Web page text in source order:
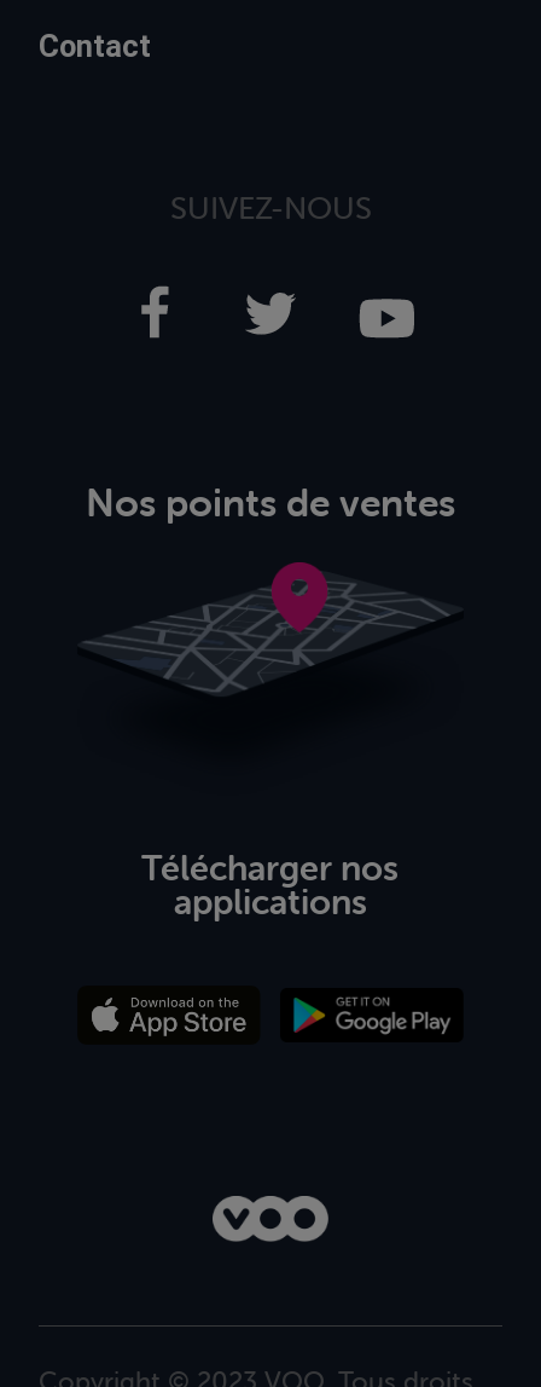
Contact
SUIVEZ-NOUS
Nos points de ventes
Télécharger nos
applications